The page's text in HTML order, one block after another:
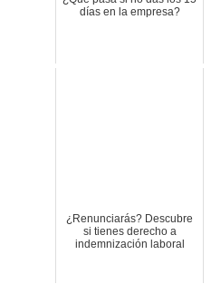
días en la empresa?
¿Renunciarás? Descubre
si tienes derecho a
indemnización laboral